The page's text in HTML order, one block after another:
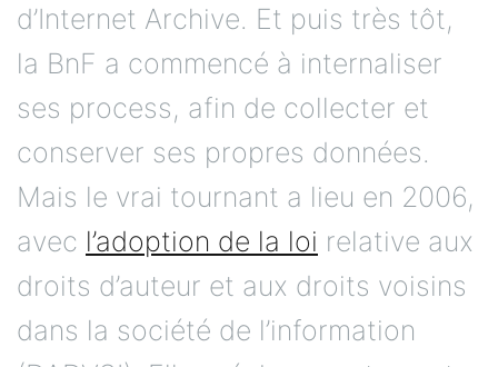
d’Internet Archive. Et puis très tôt,
la BnF a commencé à internaliser
ses process, afin de collecter et
conserver ses propres données.
Mais le vrai tournant a lieu en 2006,
avec l’adoption de la loi relative aux
droits d’auteur et aux droits voisins
dans la société de l’information